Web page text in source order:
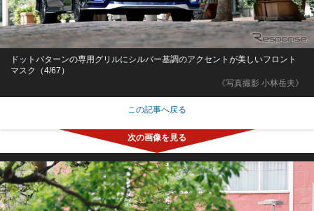
《写真撮影 小林岳夫》
ドットパターンの専用グリルにシルバー基調のアクセントが美しいフロント
マスク（4/67）
この記事へ戻る